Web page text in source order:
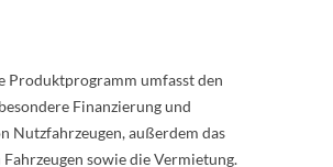
Produktprogramm umfasst den
Finanzierung und
Nutzfahrzeugen, außerdem das
Fahrzeugen sowie die Vermietung.